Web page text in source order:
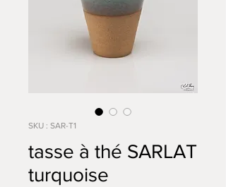
SKU : SAR-T1
tasse à thé SARLAT
turquoise